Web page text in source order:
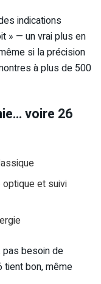
indications
» — un vrai plus en
si la précision
à plus de 500
voire 26
optique et suivi
pas besoin de
tient bon, même